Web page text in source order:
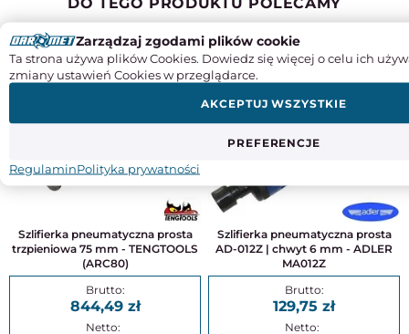
INNI KLIENCI KUPILI RÓWNIEŻ
Szlifierka pneumatyczna prosta
trzpieniowa 75 mm - TENGTOOLS
(ARC80)
844,49
Szlifierka pneumatyczna prosta
AD-012Z | chwyt 6 mm - ADLER
MA012Z
129,75
Zarządzaj zgodami plików cookie
Ta strona używa plików Cookies. Dowiedz się więcej o celu ich
zmiany ustawień Cookies w przeglądarce.
PREFERENCJE
AKCEPTUJ WSZYSTKIE
RegulaminPolityka prywatności